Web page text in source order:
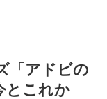
「アドビの
とこれか